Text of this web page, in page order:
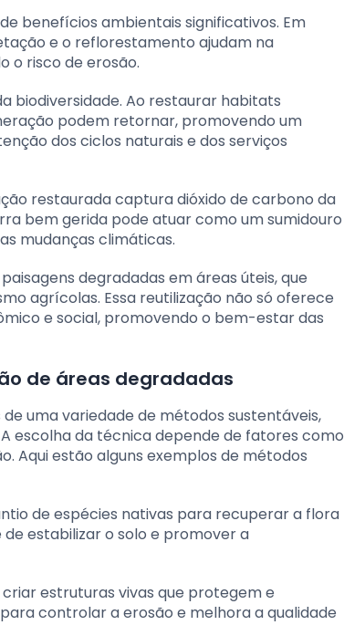
benefícios ambientais significativos. Em
e o reflorestamento ajudam na
o risco de erosão.
biodiversidade. Ao restaurar habitats
podem retornar, promovendo um
dos ciclos naturais e dos serviços
restaurada captura dióxido de carbono da
bem gerida pode atuar como um sumidouro
mudanças climáticas.
degradadas em áreas úteis, que
agrícolas. Essa reutilização não só oferece
e social, promovendo o bem-estar das
de áreas degradadas
uma variedade de métodos sustentáveis,
escolha da técnica depende de fatores como
Aqui estão alguns exemplos de métodos
de espécies nativas para recuperar a flora
estabilizar o solo e promover a
estruturas vivas que protegem e
controlar a erosão e melhora a qualidade